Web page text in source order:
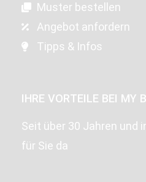
Muster bestellen
Angebot anfordern
Tipps & Infos
IHRE VORTEILE BEI MY
Seit über 30 Jahren und
für Sie da